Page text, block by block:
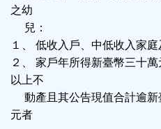
之幼
兒：
１、 低收入戶、中低收入家
２、 家戶年所得新臺幣三十
以上不
動產且其公告現值合計逾新
元者